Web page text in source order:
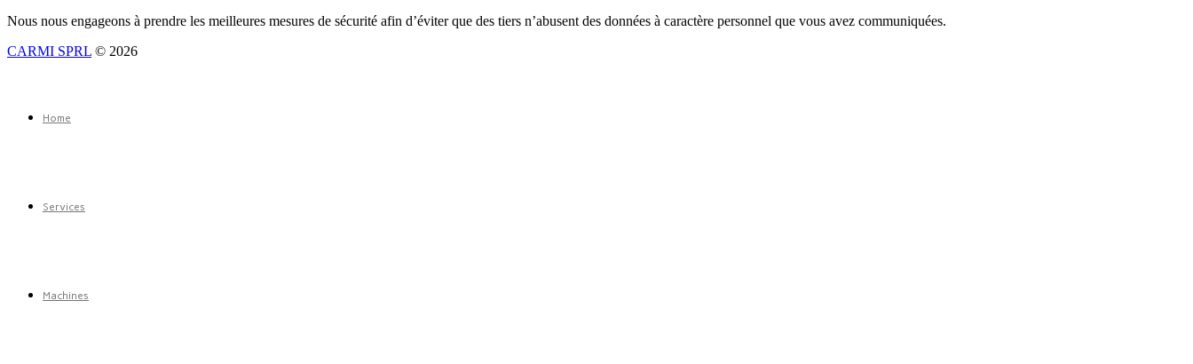
Nous nous engageons à prendre les meilleures mesures de sécurité afin d’éviter que des tiers n’abusent des données à caractère personnel que vous avez communiquées.
CARMI SPRL © 2026
Home
Services
Machines